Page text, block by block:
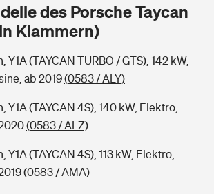
Wie gefährdet ist Ihr Haus?
Jetzt Versicherer finden
Mehr Sicherheit für deine Kids
viel Geld bekomme ich im Alter?
des Porsche Taycan
Klammern)
Y1A (TAYCAN TURBO / GTS), 142 kW,
ab 2019(0583 / ALY)
Y1A (TAYCAN 4S), 140 kW, Elektro,
(0583 / ALZ)
Y1A (TAYCAN 4S), 113 kW, Elektro,
(0583 / AMA)